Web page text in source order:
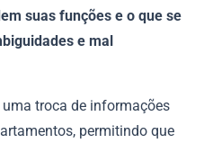
suas funções e o que se
e mal
troca de informações
permitindo que